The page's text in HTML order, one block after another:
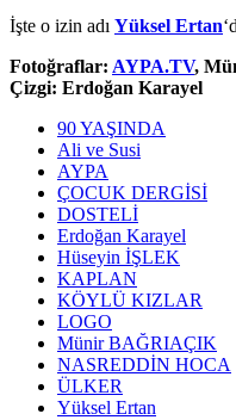
İşte o izin adı Yüksel Ertan
Fotoğraflar: AYPA.TV,
Çizgi: Erdoğan Karayel
90 YAŞINDA
Ali ve Susi
AYPA
ÇOCUK DERGİSİ
DOSTELİ
Erdoğan Karayel
Hüseyin İŞLEK
KAPLAN
KÖYLÜ KIZLAR
LOGO
Münir BAĞRIAÇIK
NASREDDİN HOCA
ÜLKER
Yüksel Ertan